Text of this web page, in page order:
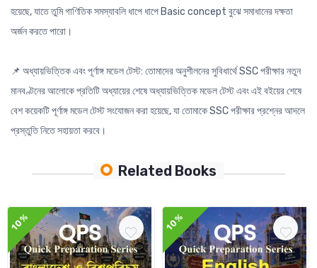
হয়েছে, যাতে তুমি গাণিতিক সমস্যাবলি ধাপে ধাপে Basic concept বুঝে সমাধানের দক্ষতা
অর্জন করতে পারো।
📌 অধ্যায়ভিত্তিক এবং পূর্ণাঙ্গ মডেল টেস্ট: তোমাদের অনুশীলনের সুবিধার্থে SSC পরীক্ষার নতুন
মানবণ্টনের আলোকে প্রতিটি অধ্যায়ের শেষে অধ্যায়ভিত্তিক মডেল টেস্ট এবং এই বইয়ের শেষে
বেশ কয়েকটি পূর্ণাঙ্গ মডেল টেস্ট সংযোজন করা হয়েছে, যা তোমাকে SSC পরীক্ষার প্রশ্নের আদলে
প্রস্তুতি নিতে সহায়তা করবে।
Related Books
10% 10%